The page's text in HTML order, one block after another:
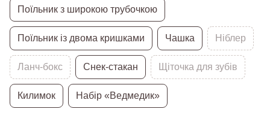
Поїльник з широкою трубочкою
Поїльник із двома кришками Чашка Ніблер
Ланч-бокс Снек-стакан Щіточка для зубів
Килимок Набір «Ведмедик»